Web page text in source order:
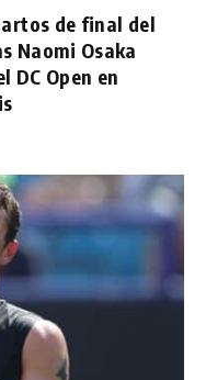
de final del
Naomi Osaka
DC Open en